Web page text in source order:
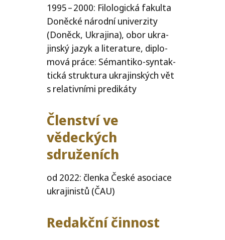
1995 – 2000: Filologická fakul­ta
Doněcké národ­ní uni­ver­zi­ty
(Doněck, Ukrajina), obor ukra­
jin­ský jazyk a lite­ra­tu­re, diplo­
mo­vá prá­ce: Sémantiko-syn­tak­
tic­ká struk­tu­ra ukra­jin­ských vět
s rela­tiv­ní­mi predikáty
Členství ve
vědec­kých
sdruženích
od 2022: člen­ka České aso­ci­a­ce
ukra­ji­nis­tů (ČAU)
Redakční čin­nost